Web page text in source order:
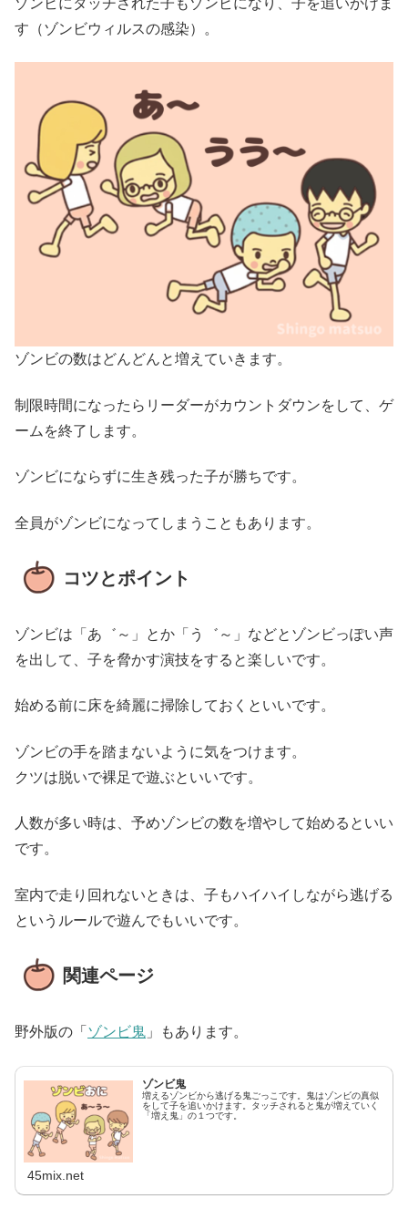
ゾンビにタッチされた子もゾンビになり、子を追いかけま
す（ゾンビウィルスの感染）。
ゾンビの数はどんどんと増えていきます。
制限時間になったらリーダーがカウントダウンをして、ゲ
ームを終了します。
ゾンビにならずに生き残った子が勝ちです。
全員がゾンビになってしまうこともあります。
コツとポイント
ゾンビは「あ゛～」とか「う゛～」などとゾンビっぽい声
を出して、子を脅かす演技をすると楽しいです。
始める前に床を綺麗に掃除しておくといいです。
ゾンビの手を踏まないように気をつけます。
クツは脱いで裸足で遊ぶといいです。
人数が多い時は、予めゾンビの数を増やして始めるといい
です。
室内で走り回れないときは、子もハイハイしながら逃げる
というルールで遊んでもいいです。
関連ページ
野外版の「 ゾンビ鬼 」もあります。
ゾンビ鬼
増えるゾンビから逃げる鬼ごっこです。鬼はゾンビの真似
をして子を追いかけます。タッチされると鬼が増えていく
「増え鬼」の１つです。
45mix.net